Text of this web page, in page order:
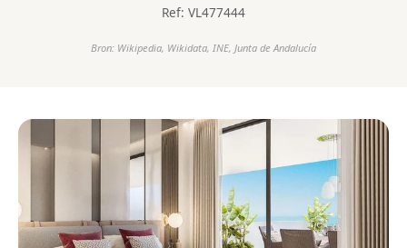
Ref: VL477444
Bron: Wikipedia, Wikidata, INE, Junta de Andalucía